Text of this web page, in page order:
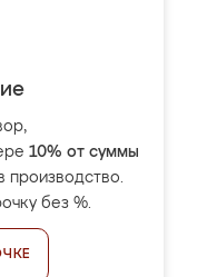
10% от суммы
производство.
без %.